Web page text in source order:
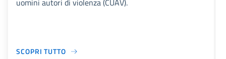
uomini autori di violenza (CUAV).
SCOPRI TUTTO